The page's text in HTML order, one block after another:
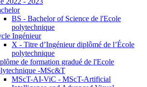
BS - Bachelor of Science de l'Ecole
polytechnique
Ingénieur
X - Titre d’Ingénieur diplômé de l’École
polytechnique
de formation gradué de l'Ecole
-MSc&T
MScT-AI-ViC - MScT-Artificial